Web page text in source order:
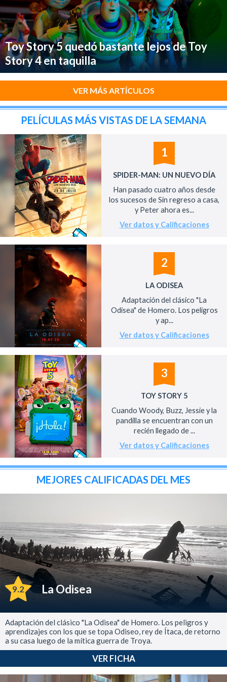
Toy Story 5 quedó bastante lejos de Toy
Story 4 en taquilla
VER MÁS ARTÍCULOS
PELÍCULAS MÁS VISTAS DE LA SEMANA
1
SPIDER-MAN: UN NUEVO DÍA
Han pasado cuatro años desde
los sucesos de Sin regreso a casa,
y Peter ahora es...
Ver datos y Calificaciones
2
LA ODISEA
Adaptación del clásico "La
Odisea" de Homero. Los peligros
y ap...
Ver datos y Calificaciones
3
TOY STORY 5
Cuando Woody, Buzz, Jessie y la
pandilla se encuentran con un
recién llegado de ...
Ver datos y Calificaciones
MEJORES CALIFICADAS DEL MES
9.2 La Odisea
Adaptación del clásico "La Odisea" de Homero. Los peligros y
aprendizajes con los que se topa Odiseo, rey de Ítaca, de retorno
a su casa luego de la mítica guerra de Troya.
VER FICHA